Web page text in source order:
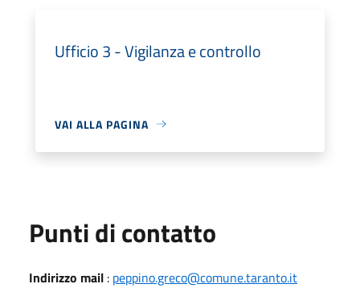
Ufficio 3 - Vigilanza e controllo
VAI ALLA PAGINA
Punti di contatto
Indirizzo mail : peppino.greco@comune.taranto.it